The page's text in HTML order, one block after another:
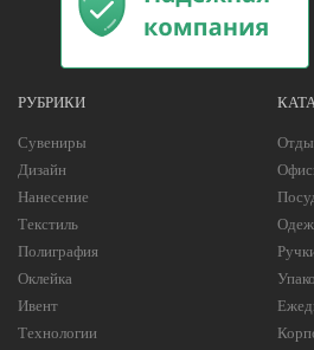
РУБРИКИ
Сувениры
Дизайн
Нанесение
Текстиль
Полиграфия
Оклейка
Ивент
Технологии